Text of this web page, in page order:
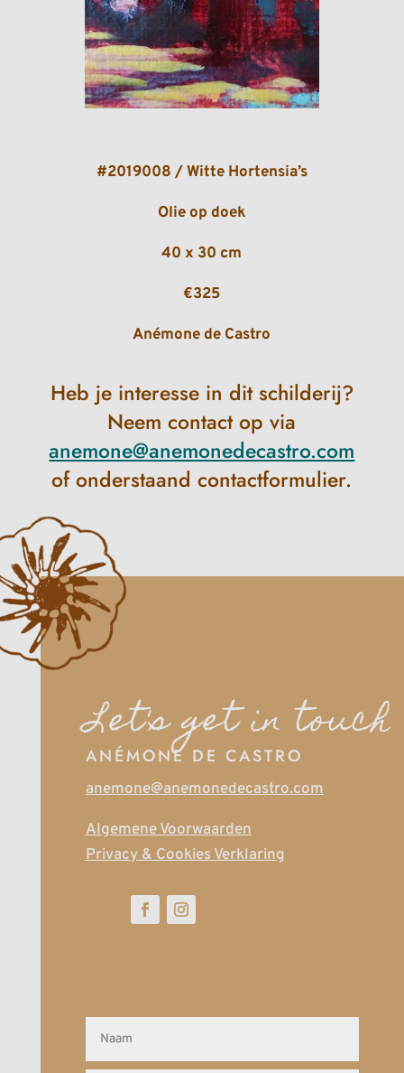
#2019008 / Witte Hortensia’s
Olie op doek
40 x 30 cm
€325
Anémone de Castro
Heb je interesse in dit schilderij?
Neem contact op via
anemone@anemonedecastro.com
of onderstaand contactformulier.
Let's get in touch
ANÉMONE DE CASTRO
anemone@anemonedecastro.com
Algemene Voorwaarden
Privacy & Cookies Verklaring